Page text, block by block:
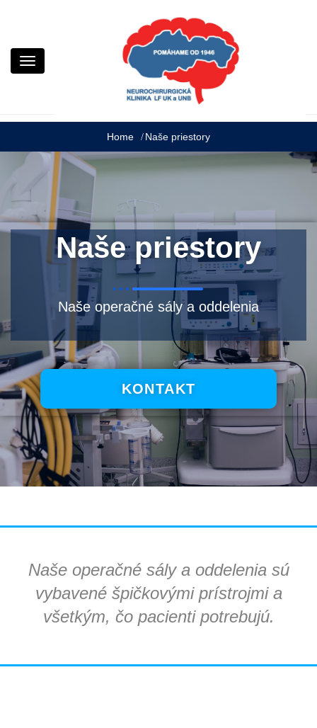
Neurochirurgia Kramáre
Home Naše priestory
Naše priestory
Naše operačné sály a oddelenia
KONTAKT
Naše operačné sály a oddelenia sú
vybavené špičkovými prístrojmi a
všetkým, čo pacienti potrebujú.